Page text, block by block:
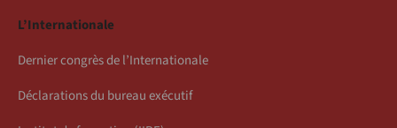
L’Internationale
Dernier congrès de l’Internationale
Déclarations du bureau exécutif